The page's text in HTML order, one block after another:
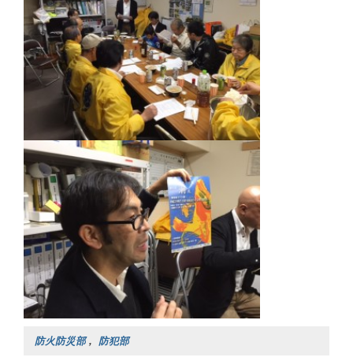
防火防災部 , 防犯部